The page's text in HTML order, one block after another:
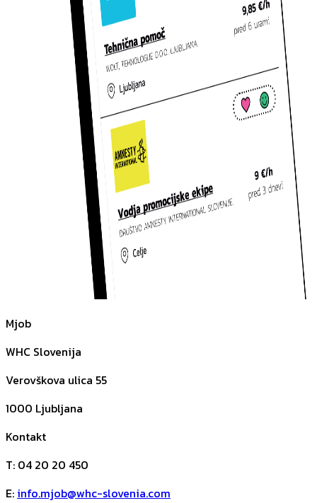
Mjob
WHC Slovenija
Verovškova ulica 55
1000 Ljubljana
Kontakt
T: 04 20 20 450
E: info.mjob@whc-slovenia.com